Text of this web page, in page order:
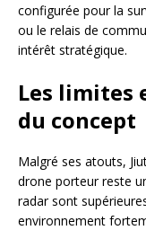
configurée pour la
ou le relais de
intérêt stratégique.
Les limites
du concept
Malgré ses atouts,
drone porteur reste
radar sont
environnement